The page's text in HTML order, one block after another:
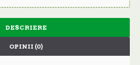
DESCRIERE
OPINII (0)